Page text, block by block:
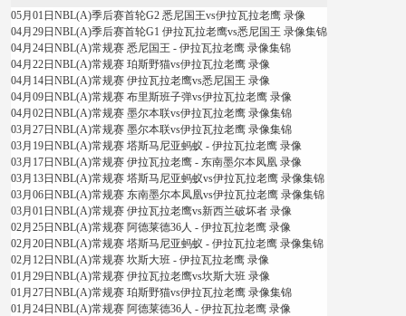
05月01日NBL(A)季后赛首轮G2 悉尼国王vs伊拉瓦拉老鹰 录像
04月29日NBL(A)季后赛首轮G1 伊拉瓦拉老鹰vs悉尼国王 录像集锦
04月24日NBL(A)常规赛 悉尼国王 - 伊拉瓦拉老鹰 录像集锦
04月22日NBL(A)常规赛 珀斯野猫vs伊拉瓦拉老鹰 录像
04月14日NBL(A)常规赛 伊拉瓦拉老鹰vs悉尼国王 录像
04月09日NBL(A)常规赛 布里斯班子弹vs伊拉瓦拉老鹰 录像
04月02日NBL(A)常规赛 墨尔本联vs伊拉瓦拉老鹰 录像集锦
03月27日NBL(A)常规赛 墨尔本联vs伊拉瓦拉老鹰 录像集锦
03月19日NBL(A)常规赛 塔斯马尼亚蚂蚁 - 伊拉瓦拉老鹰 录像
03月17日NBL(A)常规赛 伊拉瓦拉老鹰 - 东南墨尔本凤凰 录像
03月13日NBL(A)常规赛 塔斯马尼亚蚂蚁vs伊拉瓦拉老鹰 录像集锦
03月06日NBL(A)常规赛 东南墨尔本凤凰vs伊拉瓦拉老鹰 录像集锦
03月01日NBL(A)常规赛 伊拉瓦拉老鹰vs新西兰破坏者 录像
02月25日NBL(A)常规赛 阿德莱德36人 - 伊拉瓦拉老鹰 录像
02月20日NBL(A)常规赛 塔斯马尼亚蚂蚁 - 伊拉瓦拉老鹰 录像集锦
02月12日NBL(A)常规赛 坎斯大班 - 伊拉瓦拉老鹰 录像
01月29日NBL(A)常规赛 伊拉瓦拉老鹰vs坎斯大班 录像
01月27日NBL(A)常规赛 珀斯野猫vs伊拉瓦拉老鹰 录像集锦
01月24日NBL(A)常规赛 阿德莱德36人 - 伊拉瓦拉老鹰 录像